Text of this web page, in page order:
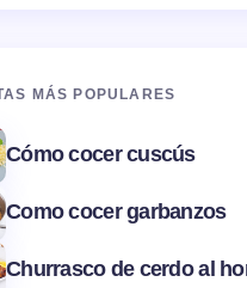
MÁS POPULARES
Cómo cocer cuscús
Como cocer garbanzos
Churrasco de cerdo al